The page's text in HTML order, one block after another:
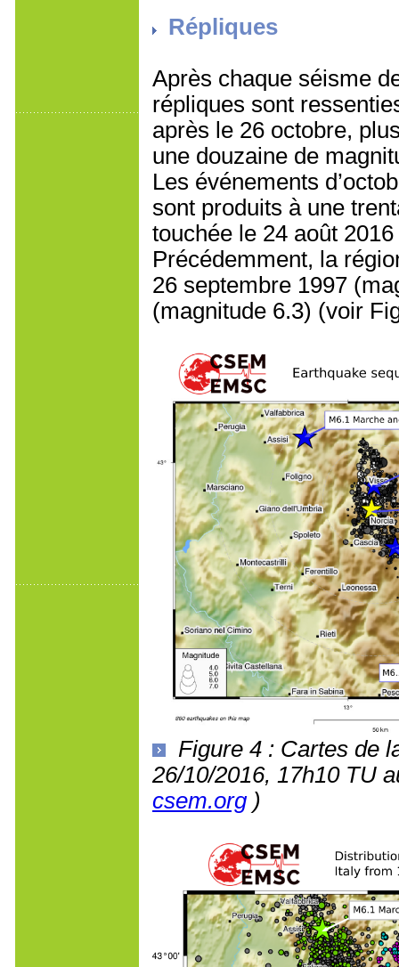
Répliques
Après chaque séisme
répliques sont
après le 26 octobre,
une douzaine de
Les événements
sont produits à une
touchée le 24 août
Précédemment, la
26 septembre 1997
(magnitude 6.3) (voir
Figure 4 : Cartes de
26/10/2016, 17h10 TU
csem.org)